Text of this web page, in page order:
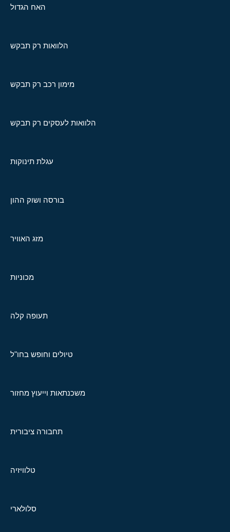
האח הגדול
הלוואות רק תבקש
מימון רכב רק תבקש
הלוואות לעסקים רק תבקש
עגלת תינוקות
בורסה ושוק ההון
מזג האוויר
מכוניות
תעופה קלה
טיולים וחופש בחו"ל
משכנתאות וייעוץ מחזור
תחבורה ציבורית
טלוויזיה
סלולארי